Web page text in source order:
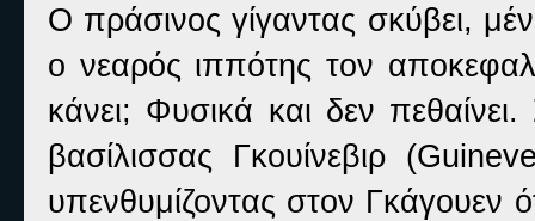
Ο πράσινος γίγαντας σκύβει,
ο νεαρός ιππότης τον
κάνει; Φυσικά και δεν
βασίλισσας Γκουίνεβιρ (
υπενθυμίζοντας στον Γκάγουεν